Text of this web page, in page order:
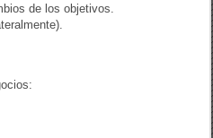
de los objetivos.